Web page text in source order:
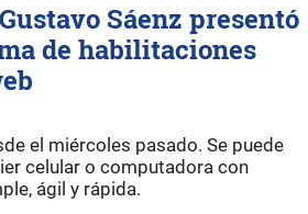
Sáenz presentó
de habilitaciones
el miércoles pasado. Se puede
celular o computadora con
ágil y rápida.